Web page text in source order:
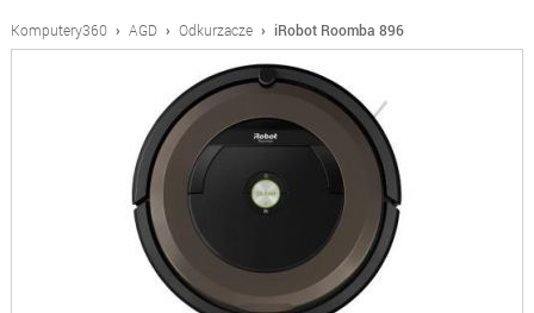
Komputery360 › AGD › Odkurzacze › iRobot Roomba 896